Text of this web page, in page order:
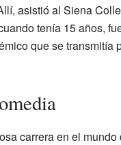
asistió al Siena
tenía 15 años,
que se transmitía
carrera en el mundo